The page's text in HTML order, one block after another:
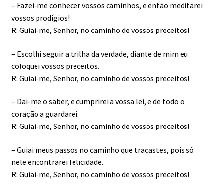
– Fazei-me conhecer vossos caminhos, e então meditarei
vossos prodígios!
R: Guiai-me, Senhor, no caminho de vossos preceitos!
– Escolhi seguir a trilha da verdade, diante de mim eu
coloquei vossos preceitos.
R: Guiai-me, Senhor, no caminho de vossos preceitos!
– Dai-me o saber, e cumprirei a vossa lei, e de todo o
coração a guardarei.
R: Guiai-me, Senhor, no caminho de vossos preceitos!
– Guiai meus passos no caminho que traçastes, pois só
nele encontrarei felicidade.
R: Guiai-me, Senhor, no caminho de vossos preceitos!